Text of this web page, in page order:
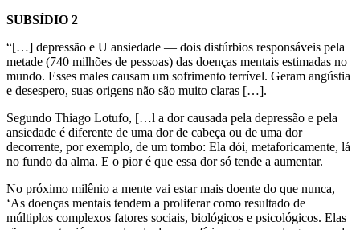
SUBSÍDIO 2
“[…] depressão e U ansiedade — dois distúrbios responsáveis pela
metade (740 milhões de pessoas) das doenças mentais estimadas no
mundo. Esses males causam um sofrimento terrível. Geram angústia
e desespero, suas origens não são muito claras […].
Segundo Thiago Lotufo, […l a dor causada pela depressão e pela
ansiedade é diferente de uma dor de cabeça ou de uma dor
decorrente, por exemplo, de um tombo: Ela dói, metaforicamente, lá
no fundo da alma. E o pior é que essa dor só tende a aumentar.
No próximo milênio a mente vai estar mais doente do que nunca,
‘As doenças mentais tendem a proliferar como resultado de
múltiplos complexos fatores sociais, biológicos e psicológicos. Elas